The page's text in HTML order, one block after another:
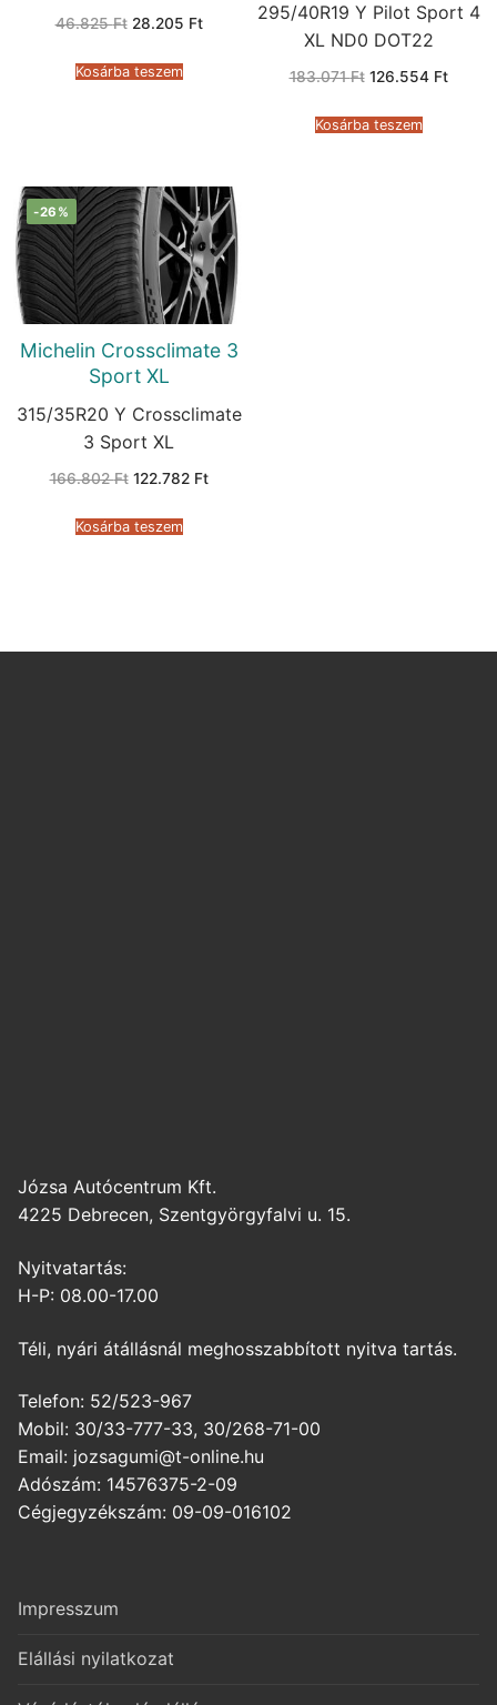
46.825Ft Original
46.825 Ft.
28.205 FtCurrent
Kosárba teszem
295/40R19 Y Pilot Sport 4
XL ND0 DOT22
183.071Ft Original
183.071 Ft.
126.554 Ft
Kosárba teszem
-26%
Michelin Crossclimate 3
Sport XL
315/35R20 Y Crossclimate
3 Sport XL
166.802Ft Original
166.802 Ft.
122.782 FtCurrent
Kosárba teszem
Józsa Autócentrum Kft.
4225 Debrecen, Szentgyörgyfalvi u. 15.
Nyitvatartás:
H-P: 08.00-17.00
Téli, nyári átállásnál meghosszabbított nyitva tartás.
Telefon: 52/523-967
Mobil: 30/33-777-33, 30/268-71-00
Email: jozsagumi@t-online.hu
Adószám: 14576375-2-09
Cégjegyzékszám: 09-09-016102
Impresszum
Elállási nyilatkozat